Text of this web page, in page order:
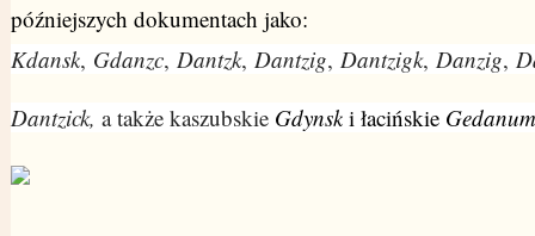
późniejszych dokumentach jako:
Kdansk, Gdanzc, Dantzk, Dantzig, Dantzigk, Danzig,
Dantzick, a także kaszubskie Gdynsk i łacińskie Gedanum